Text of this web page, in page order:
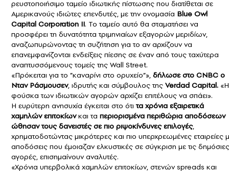
ρευστοποιήσιμο ταμείο ιδιωτικής πίστωσης που διατίθεται σε
Αμερικανούς ιδιώτες επενδυτές, με την ονομασία Blue Owl
Capital Corporation II. Το ταμείο αυτό θα σταματήσει να
προσφέρει τη δυνατότητα τριμηνιαίων εξαγορών μεριδίων,
αναζωπυρώνοντας τη συζήτηση για το αν αρχίζουν να
επανεμφανίζονται ενδείξεις πίεσης σε έναν από τους ταχύτερα
αναπτυσσόμενους τομείς της Wall Street.
«Πρόκειται για το ”καναρίνι στο ορυχείο”», δήλωσε στο CNBC ο
Νταν Ράσμουσεν, ιδρυτής και σύμβουλος της Verdad Capital. «Η
φούσκα των ιδιωτικών αγορών αρχίζει επιτέλους να σπάει».
Η ευρύτερη ανησυχία έγκειται στο ότιτα χρόνια εξαιρετικά
χαμηλών επιτοκίωνκαι τα περιορισμένα περιθώρια αποδόσεων
ώθησαν τους δανειστές σε πιο ριψοκίνδυνες επιλογές,
χρηματοδοτώντας μικρότερες και πιο υπερχρεωμένες εταιρείες
αποδόσεις που έμοιαζαν ελκυστικές σε σύγκριση με τις δημόσιες
αγορές, επισημαίνουν αναλυτές.
«Χρόνια υπερβολικά χαμηλών επιτοκίων, στενών spreads και